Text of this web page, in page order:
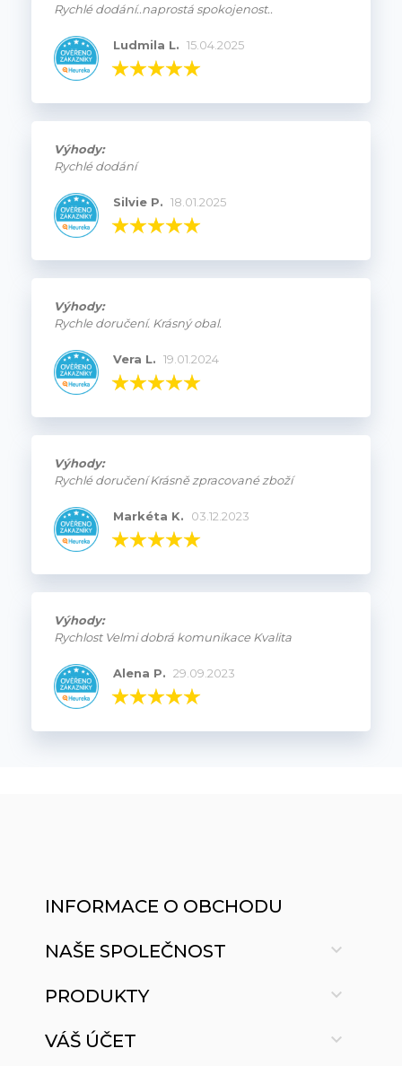
Rychlé dodání..naprostá spokojenost..
Ludmila L. 15.04.2025
Výhody:
Rychlé dodání
Silvie P. 18.01.2025
Výhody:
Rychle doručení. Krásný obal.
Vera L. 19.01.2024
Výhody:
Rychlé doručení Krásně zpracované zboží
Markéta K. 03.12.2023
Výhody:
Rychlost Velmi dobrá komunikace Kvalita
Alena P. 29.09.2023
INFORMACE O OBCHODU
NAŠE SPOLEČNOST 
PRODUKTY 
VÁŠ ÚČET 